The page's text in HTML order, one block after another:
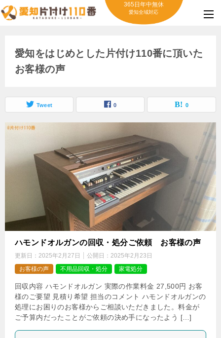
365日年中無休
愛知全域対応
愛知をはじめとした片付け110番に頂いた
お客様の声
Tweet 0 0
ハモンドオルガンの回収・処分ご依頼 お客様の声
更新日： 2025年2月27日 公開日： 2025年2月23日
お客様の声
不用品回収・処分 家電処分
回収内容 ハモンドオルガン 実際の作業料金 27,500円 お客
様のご要望 見積り希望 担当のコメント ハモンドオルガンの
処理にお困りのお客様からご相談いただきました。料金が
ご予算内だったことがご依頼の決め手になったよう […]